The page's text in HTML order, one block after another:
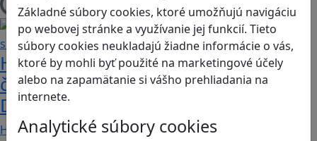
Základné súbory cookies, ktoré umožňujú navigáciu
po webovej stránke a využívanie jej funkcií. Tieto
súbory cookies neukladajú žiadne informácie o vás,
ktoré by mohli byť použité na marketingové účely
alebo na zapamätanie si vášho prehliadania na
internete.
Analytické súbory cookies
Načítam blogy
Heritage Quest AR: Vráťte sa do
časov, keď Rímska ríša siahala až po
Dunaj
Heritage Quest AR je mobilná hra, ktorá ponúka…